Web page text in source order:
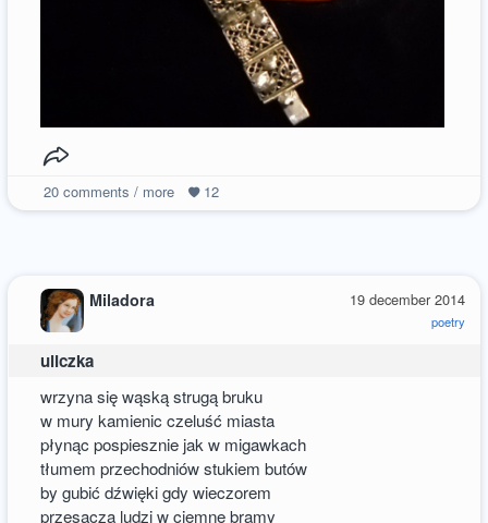
20comments / more 12
19 december 2014
poetry
Miladora
uliczka
wrzyna się wąską strugą bruku
w mury kamienic czeluść miasta
płynąc pospiesznie jak w migawkach
tłumem przechodniów stukiem butów
by gubić dźwięki gdy wieczorem
przesącza ludzi w ciemne bramy